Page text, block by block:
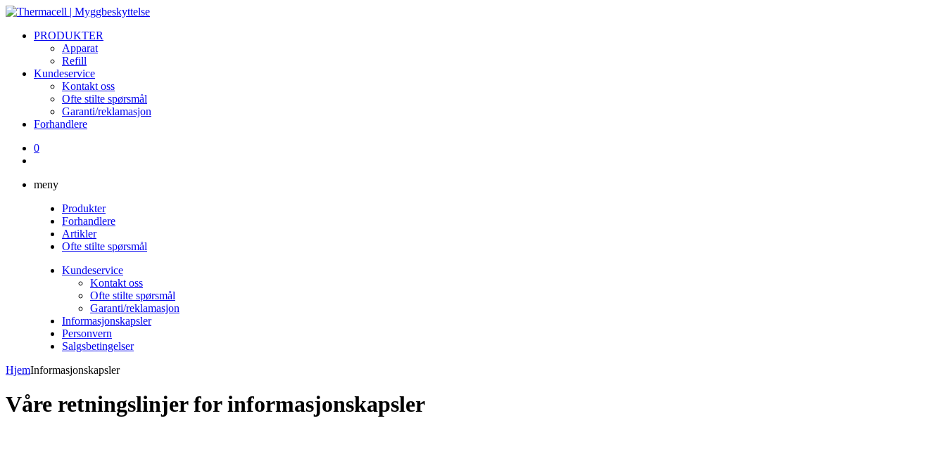
PRODUKTER
Apparat
Refill
Kundeservice
Kontakt oss
Ofte stilte spørsmål
Garanti/reklamasjon
Forhandlere
0
meny
Produkter
Forhandlere
Artikler
Ofte stilte spørsmål
Kundeservice
Kontakt oss
Ofte stilte spørsmål
Garanti/reklamasjon
Informasjonskapsler
Personvern
Salgsbetingelser
HjemInformasjonskapsler
Våre retningslinjer for informasjonskapsler